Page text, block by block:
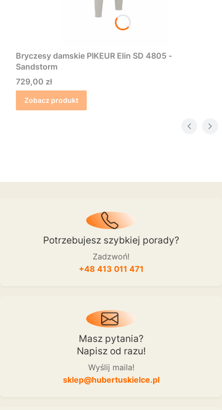
Bryczesy damskie PIKEUR Elin SD 4805 -
Sandstorm
Cena
729,00 zł
Zobacz produkt
Potrzebujesz szybkiej porady?
Zadzwoń!
+48 413 011 471
Masz pytania?
Napisz od razu!
Wyślij maila!
sklep@hubertuskielce.pl